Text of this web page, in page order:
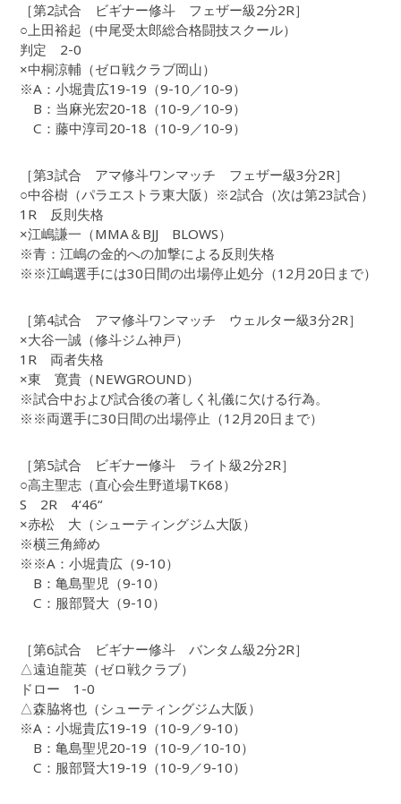
［第2試合 ビギナー修斗 フェザー級2分2R］
○上田裕起（中尾受太郎総合格闘技スクール）
判定 2-0
×中桐涼輔（ゼロ戦クラブ岡山）
※A：小堀貴広19-19（9-10／10-9）
B：当麻光宏20-18（10-9／10-9）
C：藤中淳司20-18（10-9／10-9）
［第3試合 アマ修斗ワンマッチ フェザー級3分2R］
○中谷樹（パラエストラ東大阪）※2試合（次は第23試合）
1R 反則失格
×江嶋謙一（MMA＆BJJ BLOWS）
※青：江嶋の金的への加撃による反則失格
※※江嶋選手には30日間の出場停止処分（12月20日まで）
［第4試合 アマ修斗ワンマッチ ウェルター級3分2R］
×大谷一誠（修斗ジム神戸）
1R 両者失格
×東 寛貴（NEWGROUND）
※試合中および試合後の著しく礼儀に欠ける行為。
※※両選手に30日間の出場停止（12月20日まで）
［第5試合 ビギナー修斗 ライト級2分2R］
○高主聖志（直心会生野道場TK68）
S 2R 4‘46“
×赤松 大（シューティングジム大阪）
※横三角締め
※※A：小堀貴広（9-10）
B：亀島聖児（9-10）
C：服部賢大（9-10）
［第6試合 ビギナー修斗 バンタム級2分2R］
△遠迫龍英（ゼロ戦クラブ）
ドロー 1-0
△森脇将也（シューティングジム大阪）
※A：小堀貴広19-19（10-9／9-10）
B：亀島聖児20-19（10-9／10-10）
C：服部賢大19-19（10-9／9-10）